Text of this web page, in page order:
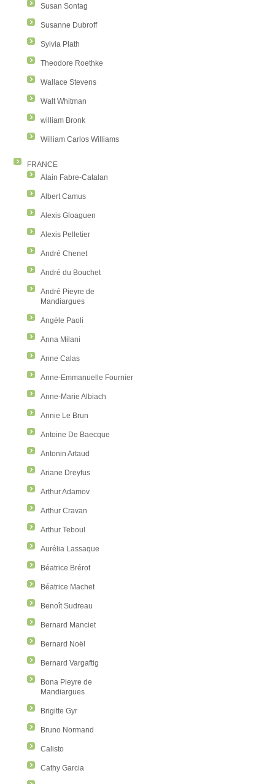
Susan Sontag
Susanne Dubroff
Sylvia Plath
Theodore Roethke
Wallace Stevens
Walt Whitman
william Bronk
William Carlos Williams
FRANCE
Alain Fabre-Catalan
Albert Camus
Alexis Gloaguen
Alexis Pelletier
André Chenet
André du Bouchet
André Pieyre de
Mandiargues
Angèle Paoli
Anna Milani
Anne Calas
Anne-Emmanuelle Fournier
Anne-Marie Albiach
Annie Le Brun
Antoine De Baecque
Antonin Artaud
Ariane Dreyfus
Arthur Adamov
Arthur Cravan
Arthur Teboul
Aurélia Lassaque
Béatrice Brérot
Béatrice Machet
Benoît Sudreau
Bernard Manciet
Bernard Noël
Bernard Vargaftig
Bona Pieyre de
Mandiargues
Brigitte Gyr
Bruno Normand
Calisto
Cathy Garcia